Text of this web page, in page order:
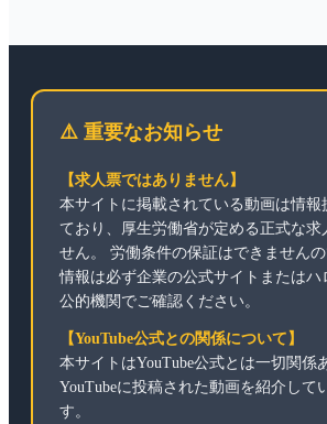
⚠️ 重要なお知らせ
【求人票ではありません】
本サイトに掲載されている動画は情報
ており、厚生労働省が定める正式な求
せん。 労働条件の保証はできません
情報は必ず企業の公式サイトまたはハ
公的機関でご確認ください。
【YouTube公式との関係について】
本サイトはYouTube公式とは一切関係
YouTubeに投稿された動画を紹介して
す。